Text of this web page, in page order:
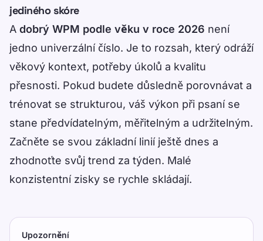
jediného skóre
A dobrý WPM podle věku v roce 2026 není
jedno univerzální číslo. Je to rozsah, který odráží
věkový kontext, potřeby úkolů a kvalitu
přesnosti. Pokud budete důsledně porovnávat a
trénovat se strukturou, váš výkon při psaní se
stane předvídatelným, měřitelným a udržitelným.
Začněte se svou základní linií ještě dnes a
zhodnoťte svůj trend za týden. Malé
konzistentní zisky se rychle skládají.
Upozornění